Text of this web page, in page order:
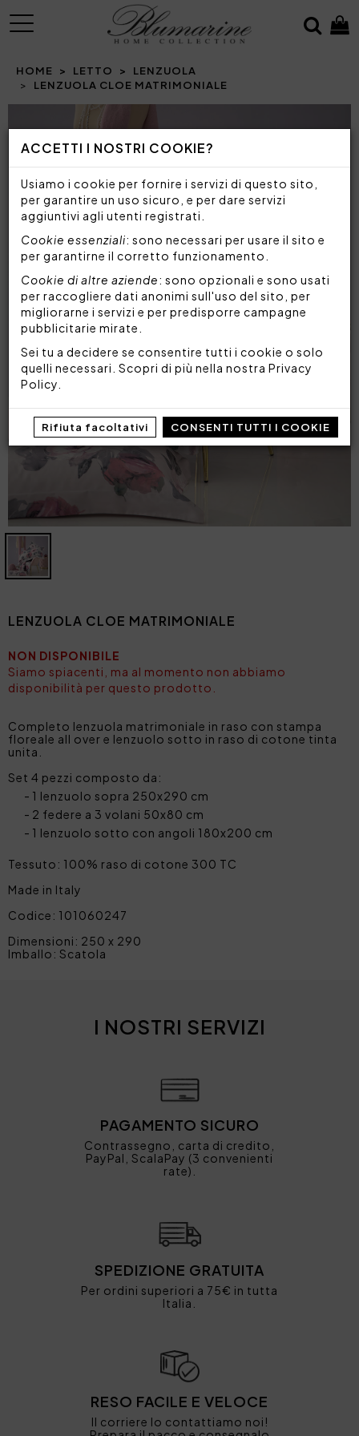
ACCETTI I NOSTRI COOKIE?
Usiamo i cookie per fornire i servizi di questo sito,
per garantire un uso sicuro, e per dare servizi
aggiuntivi agli utenti registrati.
Cookie essenziali: sono necessari per usare il sito e
per garantirne il corretto funzionamento.
Cookie di altre aziende: sono opzionali e sono usati
per raccogliere dati anonimi sull'uso del sito, per
migliorarne i servizi e per predisporre campagne
pubblicitarie mirate.
Sei tu a decidere se consentire tutti i cookie o solo
quelli necessari. Scopri di più nella nostra Privacy
Policy
Rifiuta facoltativi CONSENTI TUTTI I COOKIE
MENU
HOME LETTO
LENZUOLA
LENZUOLA CLOE MATRIMONIALE
Prev
LENZUOLA CLOE MATRIMONIALE
NON DISPONIBILE
Siamo spiacenti, ma al momento non abbiamo
disponibilità per questo prodotto.
Completo lenzuola matrimoniale in raso con stampa
floreale all over e lenzuolo sotto in raso di cotone tinta
unita.
Set 4 pezzi composto da:
1 lenzuolo sopra 250x290 cm
2 federe a 3 volani 50x80 cm
1 lenzuolo sotto con angoli 180x200 cm
Tessuto: 100% raso di cotone 300 TC
Made in Italy
Codice: 101060247
Dimensioni: 250 x 290
Imballo: Scatola
I NOSTRI SERVIZI
PAGAMENTO SICURO
Contrassegno, carta di credito,
PayPal, ScalaPay (3 convenienti
rate).
SPEDIZIONE GRATUITA
Per ordini superiori a 75€ in tutta
Italia.
RESO FACILE E VELOCE
Il corriere lo contattiamo noi!